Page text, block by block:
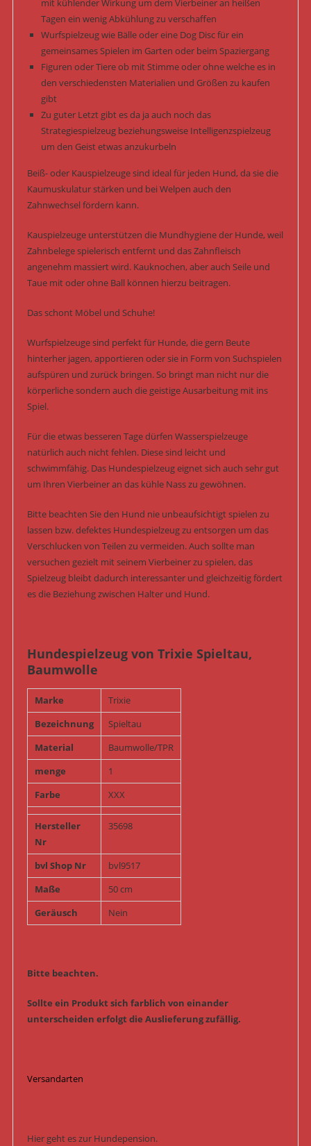
mit kühlender Wirkung um dem Vierbeiner an heißen
Tagen ein wenig Abkühlung zu verschaffen
Wurfspielzeug wie Bälle oder eine Dog Disc für ein
gemeinsames Spielen im Garten oder beim Spaziergang
Figuren oder Tiere ob mit Stimme oder ohne welche es in
den verschiedensten Materialien und Größen zu kaufen
gibt
Zu guter Letzt gibt es da ja auch noch das
Strategiespielzeug beziehungsweise Intelligenzspielzeug
um den Geist etwas anzukurbeln
Beiß- oder Kauspielzeuge sind ideal für jeden Hund, da sie die
Kaumuskulatur stärken und bei Welpen auch den
Zahnwechsel fördern kann.
Kauspielzeuge unterstützen die Mundhygiene der Hunde, weil
Zahnbelege spielerisch entfernt und das Zahnfleisch
angenehm massiert wird. Kauknochen, aber auch Seile und
Taue mit oder ohne Ball können hierzu beitragen.
Das schont Möbel und Schuhe!
Wurfspielzeuge sind perfekt für Hunde, die gern Beute
hinterher jagen, apportieren oder sie in Form von Suchspielen
aufspüren und zurück bringen. So bringt man nicht nur die
körperliche sondern auch die geistige Ausarbeitung mit ins
Spiel.
Für die etwas besseren Tage dürfen Wasserspielzeuge
natürlich auch nicht fehlen. Diese sind leicht und
schwimmfähig. Das Hundespielzeug eignet sich auch sehr gut
um Ihren Vierbeiner an das kühle Nass zu gewöhnen.
Bitte beachten Sie den Hund nie unbeaufsichtigt spielen zu
lassen bzw. defektes Hundespielzeug zu entsorgen um das
Verschlucken von Teilen zu vermeiden. Auch sollte man
versuchen gezielt mit seinem Vierbeiner zu spielen, das
Spielzeug bleibt dadurch interessanter und gleichzeitig fördert
es die Beziehung zwischen Halter und Hund.
Hundespielzeug von Trixie Spieltau,
Baumwolle
Marke
Trixie
Bezeichnung
Spieltau
Material
Baumwolle/TPR
menge
1
Farbe
XXX
Hersteller
Nr
35698
bvl Shop Nr
bvl9517
Maße
50 cm
Geräusch
Nein
Bitte beachten.
Sollte ein Produkt sich farblich von einander
unterscheiden erfolgt die Auslieferung zufällig.
Versandarten
Hier geht es zur Hundepension.